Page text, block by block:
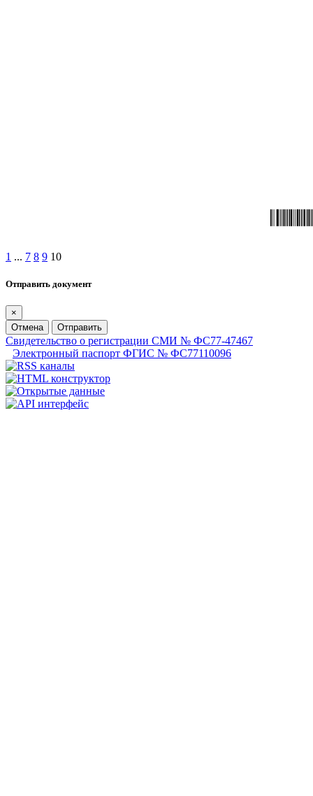
1 ... 7 8 9 10
Отправить документ
×
Отмена
Отправить
Свидетельство о регистрации СМИ № ФС77-47467
Электронный паспорт ФГИС № ФС77110096